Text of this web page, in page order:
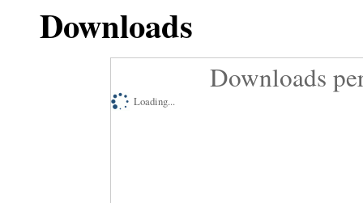
Downloads
Downloads
Loading...